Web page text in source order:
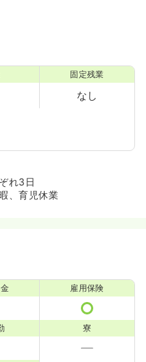
固定残業
なし
れ3日
、育児休業
雇用保険
寮